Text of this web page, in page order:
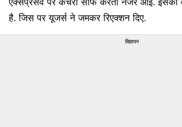
है. जिस पर यूजर्स ने जमकर रिएक्शन दिए.
विज्ञापन